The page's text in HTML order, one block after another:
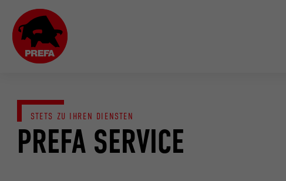
PREFA SERVICE
STETS ZU IHREN DIENSTEN